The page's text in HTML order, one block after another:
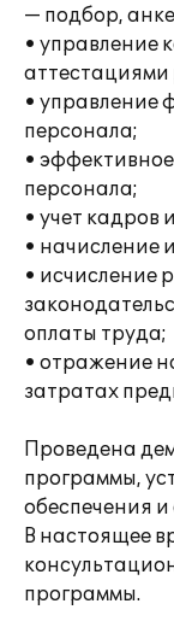
— подбор,
• управление
аттестациями
• управление
персонала;
•
персонала;
• учет кадров
• начисление
• исчисление
оплаты труда;
• отражение
затратах
Проведена
программы,
обеспечения и
В настоящее
программы.